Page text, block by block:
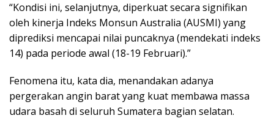
“Kondisi ini, selanjutnya, diperkuat secara signifikan
oleh kinerja Indeks Monsun Australia (AUSMI) yang
diprediksi mencapai nilai puncaknya (mendekati indeks
14) pada periode awal (18-19 Februari).”
Fenomena itu, kata dia, menandakan adanya
pergerakan angin barat yang kuat membawa massa
udara basah di seluruh Sumatera bagian selatan.